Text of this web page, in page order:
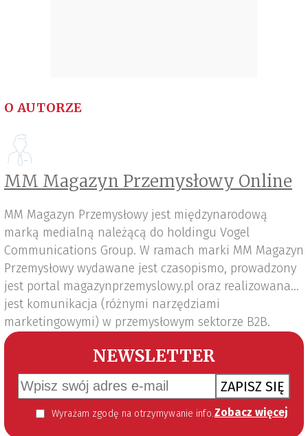
O AUTORZE
MM Magazyn Przemysłowy Online
MM Magazyn Przemysłowy jest międzynarodową
marką medialną należącą do holdingu Vogel
Communications Group. W ramach marki MM Magazyn
Przemysłowy wydawane jest czasopismo, prowadzony
jest portal magazynprzemyslowy.pl oraz realizowana
jest komunikacja (różnymi narzędziami
marketingowymi) w przemysłowym sektorze B2B.
NEWSLETTER
ZAPISZ SIĘ
Wyrażam zgodę na otrzymywanie informacji handlowej kierowanej do mnie za pomocą środków komunikacji elektronicznej w szczególności poczty elektronicznej zgodnie z przepisem art. 10 ust 2 ustawy z dnia 18 lipca 2002 roku o świadczeniu usług drogą elektroniczną (Dz. U. 144 z 2002 r. poz. 1204). Zgoda jest dobrowolna, jednak jej wyrażenie jest konieczne, aby otrzymywać newsletter. Zobacz więcej